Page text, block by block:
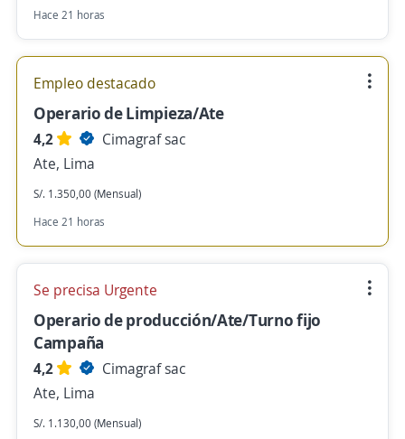
Hace 21 horas
Empleo destacado
Operario de Limpieza/Ate
4,2
Cimagraf sac
Ate, Lima
S/. 1.350,00 (Mensual)
Hace 21 horas
Se precisa Urgente
Operario de producción/Ate/Turno fijo
Campaña
4,2
Cimagraf sac
Ate, Lima
S/. 1.130,00 (Mensual)